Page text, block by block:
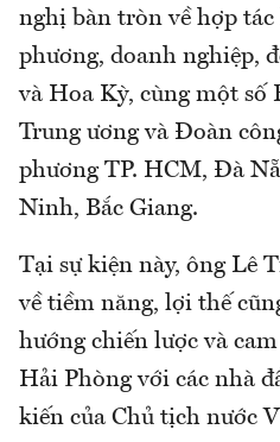
nghị bàn tròn về hợp
phương, doanh nghiệp,
và Hoa Kỳ, cùng một số
Trung ương và Đoàn
phương TP. HCM, Đà
Ninh, Bắc Giang.
Tại sự kiện này, ông Lê
về tiềm năng, lợi thế
hướng chiến lược và
Hải Phòng với các nhà
kiến của Chủ tịch nước